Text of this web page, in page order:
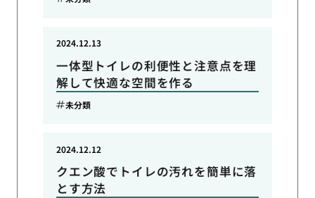
一体型トイレの利便性と注意点を理
解して快適な空間を作る
2024.12.13
未分類
クエン酸でトイレの汚れを簡単に落
とす方法
2024.12.12